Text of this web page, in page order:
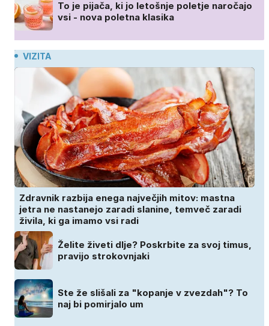
To je pijača, ki jo letošnje poletje naročajo
vsi - nova poletna klasika
VIZITA
Zdravnik razbija enega največjih mitov: mastna
jetra ne nastanejo zaradi slanine, temveč zaradi
živila, ki ga imamo vsi radi
Želite živeti dlje? Poskrbite za svoj timus,
pravijo strokovnjaki
Ste že slišali za "kopanje v zvezdah"? To
naj bi pomirjalo um